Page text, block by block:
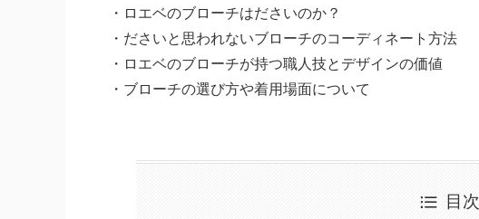
・ロエベのブローチはださいのか？
・ださいと思われないブローチのコーディネート方法
・ロエベのブローチが持つ職人技とデザインの価値
・ブローチの選び方や着用場面について
目次